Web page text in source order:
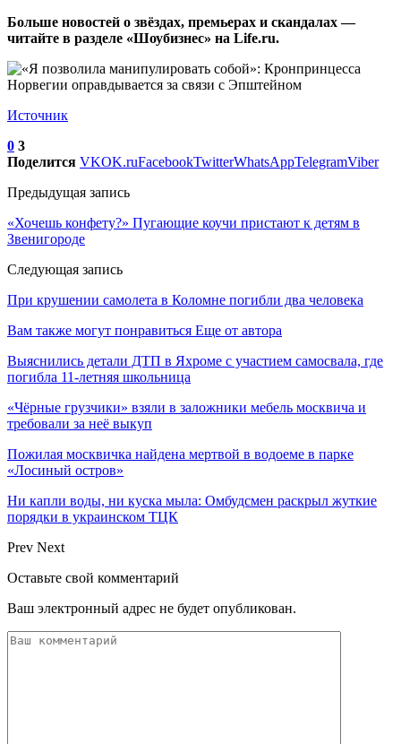
Больше новостей о звёздах, премьерах и скандалах —
читайте в разделе «Шоубизнес» на Life.ru.
Источник
0 3
Поделится VKOK.ruFacebookTwitterWhatsAppTelegramViber
Предыдущая запись
«Хочешь конфету?» Пугающие коучи пристают к детям в
Звенигороде
Следующая запись
При крушении самолета в Коломне погибли два человека
Вам также могут понравиться Еще от автора
Выяснились детали ДТП в Яхроме с участием самосвала, где
погибла 11-летняя школьница
«Чёрные грузчики» взяли в заложники мебель москвича и
требовали за неё выкуп
Пожилая москвичка найдена мертвой в водоеме в парке
«Лосиный остров»
Ни капли воды, ни куска мыла: Омбудсмен раскрыл жуткие
порядки в украинском ТЦК
Prev Next
Оставьте свой комментарий
Ваш электронный адрес не будет опубликован.